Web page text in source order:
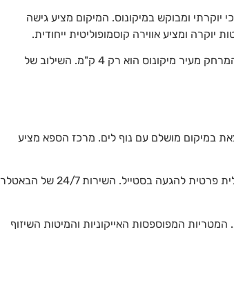
יוקרתי ומבוקש במיקונוס. המיקום מציע גישה
יוקרה ומציע אווירה קוסמופוליטית ייחודית.
פסארו נמצא במפרץ מוגן מהרוחות הציקלאדיות החזקות. המרחק מעיר מיקונוס הוא רק 4 ק"מ. השילוב של
במיקום מושלם עם נוף לים. מרכז הספא מציע
חדר הכושר מצויד במכשירים מתקדמים. השירות כולל מעלית פרטית להגעה בסטייל. השירות 24/7 של הבאטלר
המפוספסות האייקוניות והמיטות השיזוף